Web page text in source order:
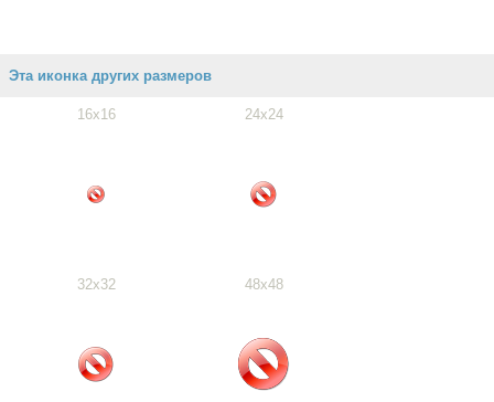
Эта иконка других размеров
16x16 24x24
32x32 48x48